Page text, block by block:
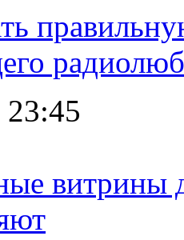
23:45
витрины